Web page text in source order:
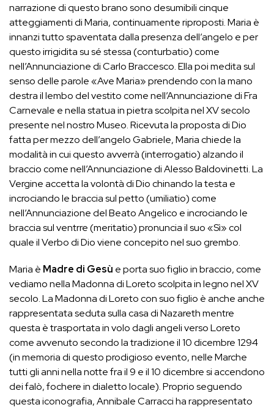
narrazione di questo brano sono desumibili cinque
atteggiamenti di Maria, continuamente riproposti. Maria è
innanzi tutto spaventata dalla presenza dell’angelo e per
questo irrigidita su sé stessa (conturbatio) come
nell’Annunciazione di Carlo Braccesco. Ella poi medita sul
senso delle parole «Ave Maria» prendendo con la mano
destra il lembo del vestito come nell’Annunciazione di Fra
Carnevale e nella statua in pietra scolpita nel XV secolo
presente nel nostro Museo. Ricevuta la proposta di Dio
fatta per mezzo dell’angelo Gabriele, Maria chiede la
modalità in cui questo avverrà (interrogatio) alzando il
braccio come nell’Annunciazione di Alesso Baldovinetti. La
Vergine accetta la volontà di Dio chinando la testa e
incrociando le braccia sul petto (umiliatio) come
nell’Annunciazione del Beato Angelico e incrociando le
braccia sul ventrre (meritatio) pronuncia il suo «Sì» col
quale il Verbo di Dio viene concepito nel suo grembo.
Maria è Madre di Gesù e porta suo figlio in braccio, come
vediamo nella Madonna di Loreto scolpita in legno nel XV
secolo. La Madonna di Loreto con suo figlio è anche anche
rappresentata seduta sulla casa di Nazareth mentre
questa è trasportata in volo dagli angeli verso Loreto
come avvenuto secondo la tradizione il 10 dicembre 1294
(in memoria di questo prodigioso evento, nelle Marche
tutti gli anni nella notte fra il 9 e il 10 dicembre si accendono
dei falò, fochere in dialetto locale). Proprio seguendo
questa iconografia, Annibale Carracci ha rappresentato